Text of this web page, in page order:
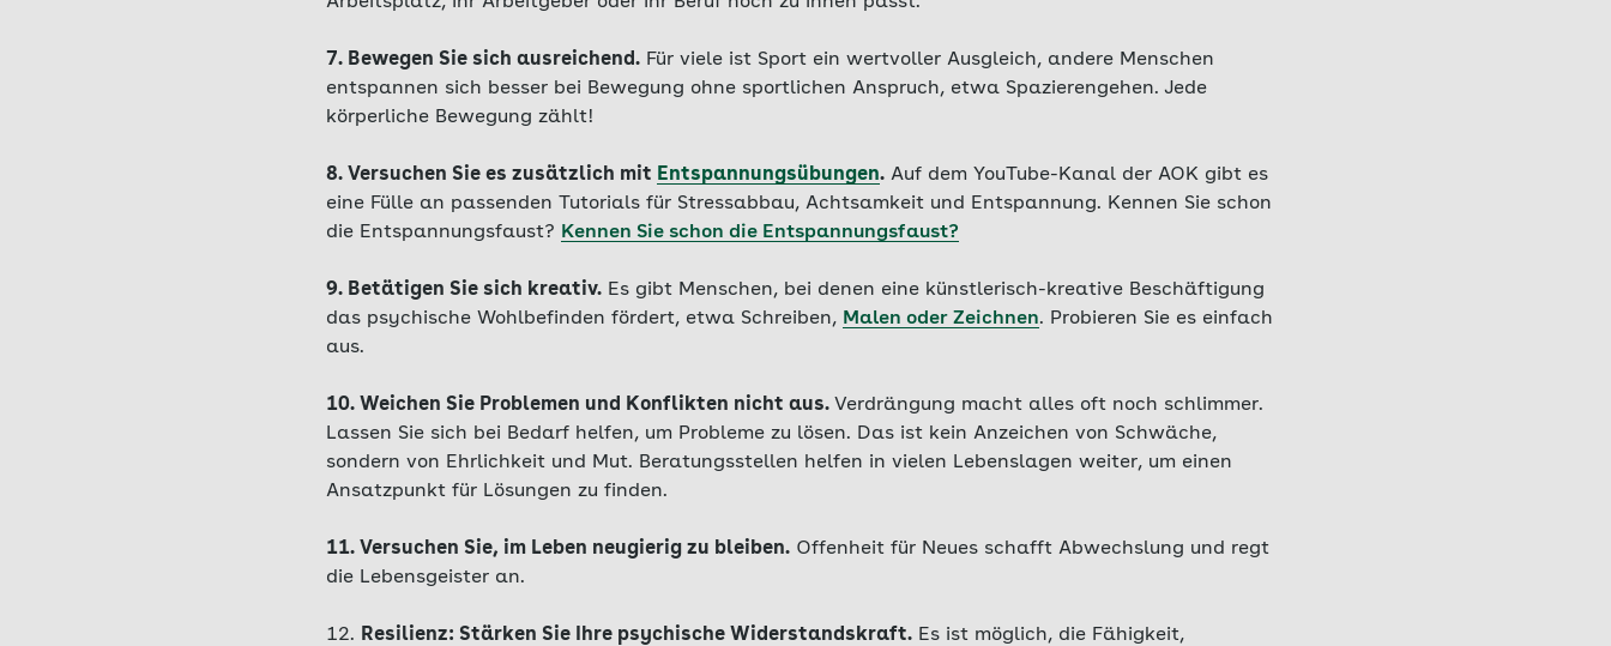
7. Bewegen Sie sich ausreichend. Für viele ist Sport ein wertvoller Ausgleich, andere Menschen
entspannen sich besser bei Bewegung ohne sportlichen Anspruch, etwa Spazierengehen. Jede
körperliche Bewegung zählt!
8. Versuchen Sie es zusätzlich mit Entspannungsübungen. Auf dem YouTube-Kanal der AOK gibt es
eine Fülle an passenden Tutorials für Stressabbau, Achtsamkeit und Entspannung. Kennen Sie schon
die Entspannungsfaust? Kennen Sie schon die Entspannungsfaust?
9. Betätigen Sie sich kreativ. Es gibt Menschen, bei denen eine künstlerisch-kreative Beschäftigung
das psychische Wohlbefinden fördert, etwa Schreiben, Malen oder Zeichnen. Probieren Sie es einfach
aus.
10. Weichen Sie Problemen und Konflikten nicht aus. Verdrängung macht alles oft noch schlimmer.
Lassen Sie sich bei Bedarf helfen, um Probleme zu lösen. Das ist kein Anzeichen von Schwäche,
sondern von Ehrlichkeit und Mut. Beratungsstellen helfen in vielen Lebenslagen weiter, um einen
Ansatzpunkt für Lösungen zu finden.
11. Versuchen Sie, im Leben neugierig zu bleiben. Offenheit für Neues schafft Abwechslung und regt
die Lebensgeister an.
12. Resilienz: Stärken Sie Ihre psychische Widerstandskraft. Es ist möglich, die Fähigkeit,